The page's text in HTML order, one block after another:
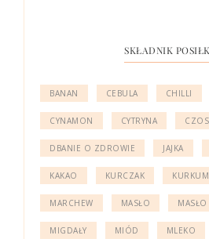
SKŁADNIK
BANAN CEBULA CHILLI
CYNAMON CYTRYNA
DBANIE O ZDROWIE JAJKA
KAKAO KURCZAK
MARCHEW MASŁO
MIGDAŁY MIÓD MLEKO